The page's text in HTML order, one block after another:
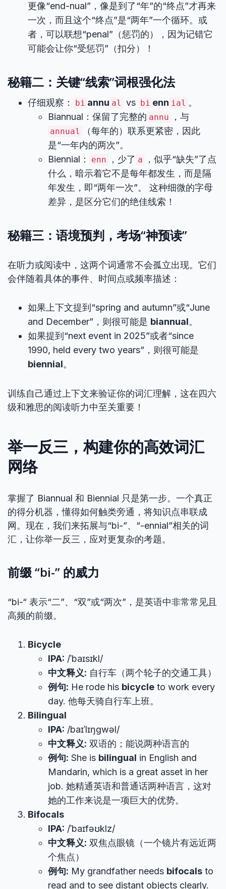
更像“end-nual”，像是到了“年”的“终点”才再来
一次，而且这个“终点”是“两年”一个循环。或
者，可以联想“penal”（惩罚的），因为记错它
可能会让你“受惩罚”（扣分）！
秘籍二：关键“线索”词根强化法
仔细观察： bi annu al vs bi enn ial 。
Biannual：保留了完整的 annu ，与
annual
（每年的）联系更紧密，因此
是“一年内的两次”。
Biennial：
enn ，少了 a
，似乎“缺失”了点
什么，暗示着它不是每年都发生，而是隔
年发生，即“两年一次”。 这种细微的字母
差异，是区分它们的绝佳线索！
秘籍三：语境预判，考场“神预读”
在听力或阅读中，这两个词通常不会孤立出现。它们
会伴随着具体的事件、时间点或频率描述：
如果上下文提到“spring and autumn”或“June
and December”，则很可能是 biannual。
如果提到“next event in 2025”或者“since
1990, held every two years”，则很可能是
biennial。
训练自己通过上下文来验证你的词汇理解，这在四六
级和雅思的阅读听力中至关重要！
举一反三，构建你的高效词汇
网络
掌握了 Biannual 和 Biennial 只是第一步。一个真正
的得分机器，懂得如何触类旁通，将知识点串联成
网。现在，我们来拓展与“bi-”、“-ennial”相关的词
汇，让你举一反三，应对更复杂的考题。
前缀 “bi-” 的威力
“bi-“ 表示“二”、“双”或“两次”，是英语中非常常见且
高频的前缀。
Bicycle
IPA: /ˈbaɪsɪkl/
中文释义: 自行车（两个轮子的交通工具）
例句: He rode his bicycle to work every
day. 他每天骑自行车上班。
Bilingual
IPA: /baɪˈlɪŋɡwəl/
中文释义: 双语的；能说两种语言的
例句: She is bilingual in English and
Mandarin, which is a great asset in her
job. 她精通英语和普通话两种语言，这对
她的工作来说是一项巨大的优势。
Bifocals
IPA: /ˈbaɪfəʊklz/
中文释义: 双焦点眼镜（一个镜片有远近两
个焦点）
例句: My grandfather needs bifocals to
read and to see distant objects clearly.